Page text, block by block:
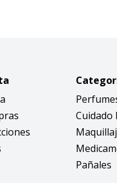
Cuidado
Pañales